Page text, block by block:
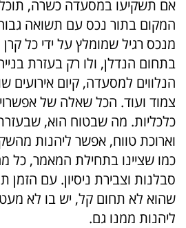
אם תשקיעו במסעדה כשרה,
המקום בתור נכס עם תשואה
מנכס רגיל שמומלץ על ידי כל
בתחום הנדלן, ולו רק בעזרת
הנלווים למסעדה, קיום
צמוד ועוד. הכל שאלה של
כלכליות. מה שבטוח הוא,
וארוכת טווח, אפשר ליהנות
כמו שציינו בתחילת המאמר, כל
סבלנות וצבירת ניסיון. עם
שהוא לא תחום קל, יש בו לא מעט
ליהנות ממנו גם.